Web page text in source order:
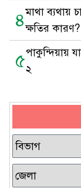
৪মাথা ব্যথায়
ক্ষতির কারণ?
৫পাকুন্দিয়ায়
২